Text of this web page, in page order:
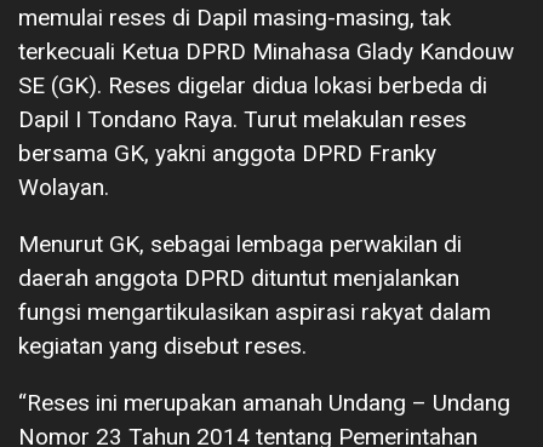
memulai reses di Dapil masing-masing, tak
terkecuali Ketua DPRD Minahasa Glady Kandouw
SE (GK). Reses digelar didua lokasi berbeda di
Dapil I Tondano Raya. Turut melakulan reses
bersama GK, yakni anggota DPRD Franky
Wolayan.
Menurut GK, sebagai lembaga perwakilan di
daerah anggota DPRD dituntut menjalankan
fungsi mengartikulasikan aspirasi rakyat dalam
kegiatan yang disebut reses.
“Reses ini merupakan amanah Undang – Undang
Nomor 23 Tahun 2014 tentang Pemerintahan